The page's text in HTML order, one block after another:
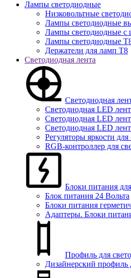
Лампы светодиодные
Низковольтные
Лампы светодиодные
Лампы светодиодные с
Лампы светодиодные
Держатели для ламп T8
Светодиодная лента
Светодиодная
Светодиодная LED
Светодиодная LED
Светодиодная LED
Регуляторы яркости
RGB-контроллер для
Блоки питания
Блок питания 24 Вольта
Блоки питания
Адаптеры. Блоки
Профиль для
Дизайнерский профиль